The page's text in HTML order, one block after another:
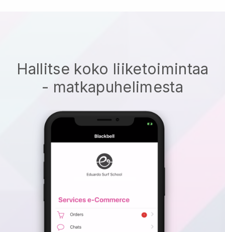
Hallitse koko liiketoimintaa
- matkapuhelimesta